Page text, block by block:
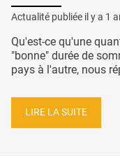
Actualité publiée il y a 1
Qu'est-ce qu'une
"bonne" durée de
pays à l'autre, nous
LIRE LA SUITE